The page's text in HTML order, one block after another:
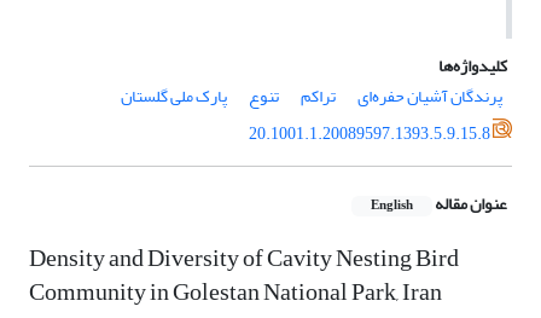
کلیدواژه‌ها
پرندگان آشیان حفره‌ای
تراکم تنوع
پارک ملی گلستان
20.1001.1.20089597.1393.5.9.15.8
عنوان مقاله English
Density and Diversity of Cavity Nesting Bird
Community in Golestan National Park, Iran